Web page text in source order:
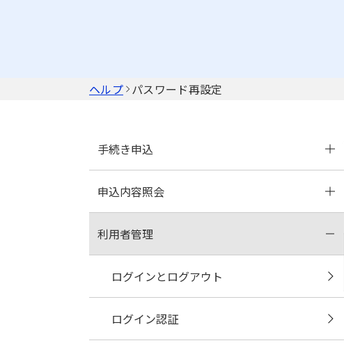
ヘルプ パスワード再設定
手続き申込
手続き一覧と申込
手続き一覧検索と並べ替え
手続き申込(ログインしない場合)
手続き申込(ログインする場合)
申込内容照会
申込内容照会と登録
申込一覧検索と並べ替え
申込照会認証
利用者管理
ログインとログアウト
ログイン認証